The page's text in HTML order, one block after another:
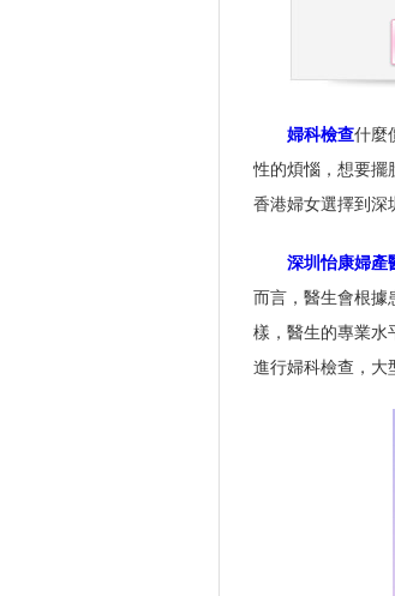
婦科檢查什麼
性的煩惱，想要擺
香港婦女選擇到深
深圳怡康婦產
而言，醫生會根據
樣，醫生的專業水
進行婦科檢查，大